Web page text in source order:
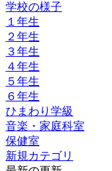
学校の様子
１年生
２年生
３年生
４年生
５年生
６年生
ひまわり学級
音楽・家庭科室
保健室
新規カテゴリ